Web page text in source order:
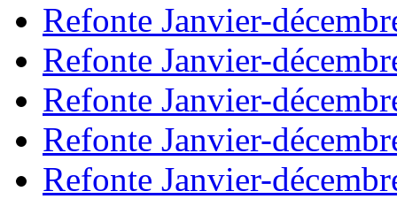
Refonte Janvier-
Refonte Janvier-
Refonte Janvier-
Refonte Janvier-
Refonte Janvier-